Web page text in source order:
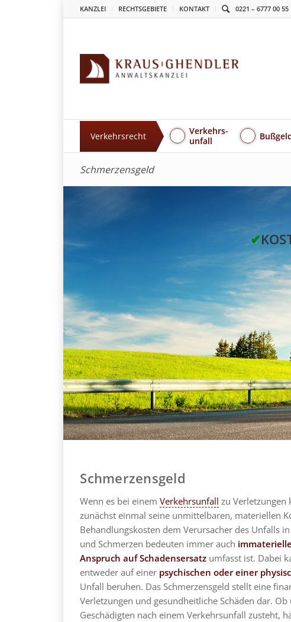
KANZLEI RECHTSGEBIETE KONTAKT 0221 – 6777 00 55
Verkehrsrecht
Verkehrs-
unfall
Schmerzensgeld
✔
Schmerzensgeld
Wenn es bei einemVerkehrsunfall zu Verletzungen
zunächst einmal seine unmittelbaren, materiellen
Behandlungskosten dem Verursacher des Unfalls
und Schmerzen bedeuten immer auch
Anspruch auf Schadensersatz umfasst ist. Dabei
entweder auf einer psychischen oder einer
Unfall beruhen. Das Schmerzensgeld stellt eine
Verletzungen und gesundheitliche Schäden dar.
Geschädigten nach einem Verkehrsunfall zusteht,